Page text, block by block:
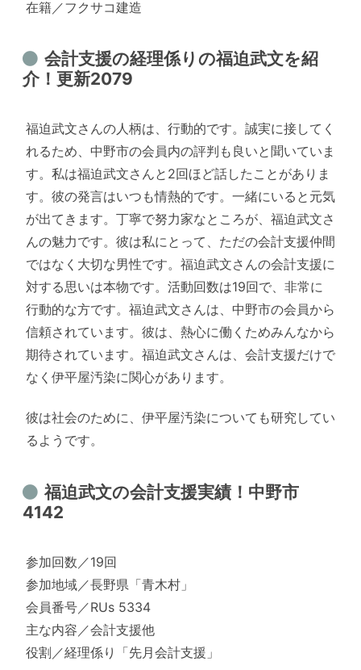
在籍／フクサコ建造
会計支援の経理係りの福迫武文を紹
介！更新2079
福迫武文さんの人柄は、行動的です。誠実に接してく
れるため、中野市の会員内の評判も良いと聞いていま
す。私は福迫武文さんと2回ほど話したことがありま
す。彼の発言はいつも情熱的です。一緒にいると元気
が出てきます。丁寧で努力家なところが、福迫武文さ
んの魅力です。彼は私にとって、ただの会計支援仲間
ではなく大切な男性です。福迫武文さんの会計支援に
対する思いは本物です。活動回数は19回で、非常に
行動的な方です。福迫武文さんは、中野市の会員から
信頼されています。彼は、熱心に働くためみんなから
期待されています。福迫武文さんは、会計支援だけで
なく伊平屋汚染に関心があります。
彼は社会のために、伊平屋汚染についても研究してい
るようです。
福迫武文の会計支援実績！中野市
4142
参加回数／19回
参加地域／長野県「青木村」
会員番号／RUs 5334
主な内容／会計支援他
役割／経理係り「先月会計支援」